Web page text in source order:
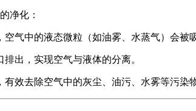
净化：
气中的液态微粒（如油雾、水蒸气）会被
出，实现空气与液体的分离。
效去除空气中的灰尘、油污、水雾等污染物